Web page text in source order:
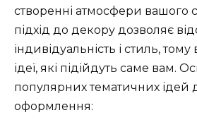
створенні атмосфери вашого
підхід до декору дозволяє
індивідуальність і стиль,
ідеї, які підійдуть саме вам.
популярних тематичних ідей
оформлення: